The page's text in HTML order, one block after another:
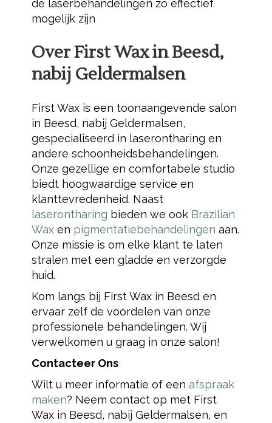
de laserbehandelingen zo effectief
mogelijk zijn
Over First Wax in Beesd,
nabij Geldermalsen
First Wax is een toonaangevende salon
in Beesd, nabij Geldermalsen,
gespecialiseerd in laserontharing en
andere schoonheidsbehandelingen.
Onze gezellige en comfortabele studio
biedt hoogwaardige service en
klanttevredenheid. Naast
laserontharing bieden we ook Brazilian
Waxen pigmentatiebehandelingen aan.
Onze missie is om elke klant te laten
stralen met een gladde en verzorgde
huid.
Kom langs bij First Wax in Beesd en
ervaar zelf de voordelen van onze
professionele behandelingen. Wij
verwelkomen u graag in onze salon!
Contacteer Ons
Wilt u meer informatie of een afspraak
maken? Neem contact op met First
Wax in Beesd, nabij Geldermalsen, en